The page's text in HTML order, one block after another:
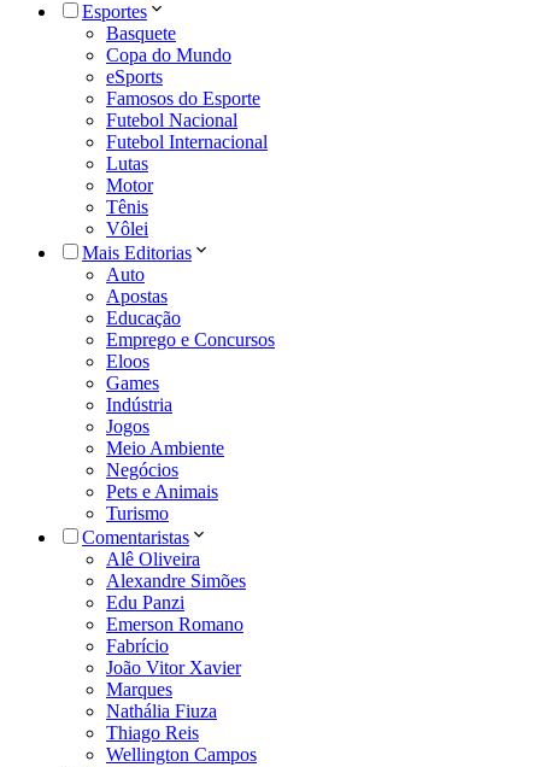
Esportes
Basquete
Copa do Mundo
eSports
Famosos do Esporte
Futebol Nacional
Futebol Internacional
Lutas
Motor
Tênis
Vôlei
Mais Editorias
Auto
Apostas
Educação
Emprego e Concursos
Eloos
Games
Indústria
Jogos
Meio Ambiente
Negócios
Pets e Animais
Turismo
Comentaristas
Alê Oliveira
Alexandre Simões
Edu Panzi
Emerson Romano
Fabrício
João Vitor Xavier
Marques
Nathália Fiuza
Thiago Reis
Wellington Campos